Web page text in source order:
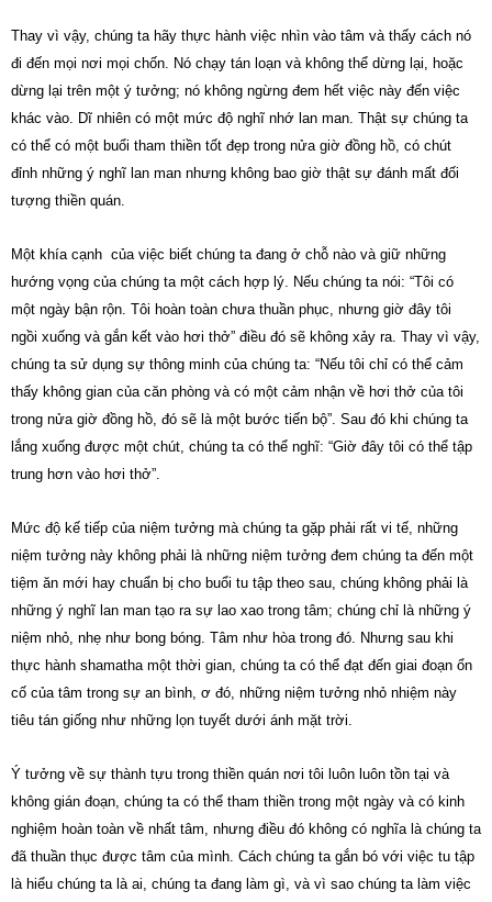
Thay vì vậy, chúng ta hãy thực hành việc nhìn vào tâm và thấy cách nó
đi đến mọi nơi mọi chốn. Nó chạy tán loạn và không thể dừng lại, hoặc
dừng lại trên một ý tưởng; nó không ngừng đem hết việc này đến việc
khác vào. Dĩ nhiên có một mức độ nghĩ nhớ lan man. Thật sự chúng ta
có thể có một buổi tham thiền tốt đẹp trong nửa giờ đồng hồ, có chút
đỉnh những ý nghĩ lan man nhưng không bao giờ thật sự đánh mất đối
tượng thiền quán.
Một khía cạnh của việc biết chúng ta đang ở chỗ nào và giữ những
hướng vọng của chúng ta một cách hợp lý. Nếu chúng ta nói: “Tôi có
một ngày bận rộn. Tôi hoàn toàn chưa thuần phục, nhưng giờ đây tôi
ngồi xuống và gắn kết vào hơi thở” điều đó sẽ không xảy ra. Thay vì vậy,
chúng ta sử dụng sự thông minh của chúng ta: “Nếu tôi chỉ có thể cảm
thấy không gian của căn phòng và có một cảm nhận về hơi thở của tôi
trong nửa giờ đồng hồ, đó sẽ là một bước tiến bộ”. Sau đó khi chúng ta
lắng xuống được một chút, chúng ta có thể nghĩ: “Giờ đây tôi có thể tập
trung hơn vào hơi thở”.
Mức độ kế tiếp của niệm tưởng mà chúng ta gặp phải rất vi tế, những
niệm tưởng này không phải là những niệm tưởng đem chúng ta đến một
tiệm ăn mới hay chuẩn bị cho buổi tu tập theo sau, chúng không phải là
những ý nghĩ lan man tạo ra sự lao xao trong tâm; chúng chỉ là những ý
niệm nhỏ, nhẹ như bong bóng. Tâm như hòa trong đó. Nhưng sau khi
thực hành shamatha một thời gian, chúng ta có thể đạt đến giai đoạn ổn
cố của tâm trong sự an bình, ơ đó, những niệm tưởng nhỏ nhiệm này
tiêu tán giống như những lọn tuyết dưới ánh mặt trời.
Ý tưởng về sự thành tựu trong thiền quán nơi tôi luôn luôn tồn tại và
không gián đoạn, chúng ta có thể tham thiền trong một ngày và có kinh
nghiệm hoàn toàn về nhất tâm, nhưng điều đó không có nghĩa là chúng ta
đã thuần thục được tâm của mình. Cách chúng ta gắn bó với việc tu tập
là hiểu chúng ta là ai, chúng ta đang làm gì, và vì sao chúng ta làm việc